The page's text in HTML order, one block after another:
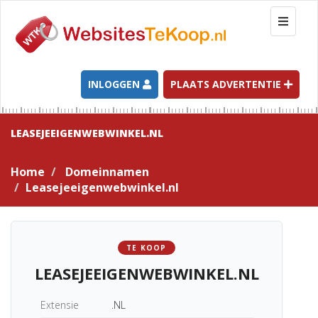
T
o
g
l
e
n
t
i
INLOGGEN PLAATS ADVERTENTIE
LEASEJEEIGENWEBWINKEL.NL
Home
Domeinnamen
Leasejeeigenwebwinkel.nl
TE KOOP
LEASEJEEIGENWEBWINKEL.NL
Extensie
.NL